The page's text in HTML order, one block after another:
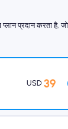
प्रदान करता है,
USD 39